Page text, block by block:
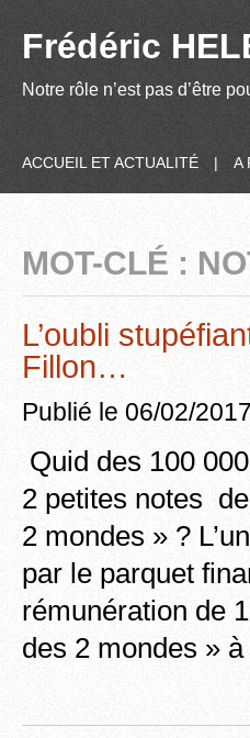
Frédéric
Notre rôle n’est pas d’être
ACCUEIL ET ACTUALITÉ | A
MOT-CLÉ :
L’oubli
Fillon…
Publié le 06/02/
Quid des 100
2 petites notes
2 mondes » ?
par le parquet
rémunération de
des 2 mondes »